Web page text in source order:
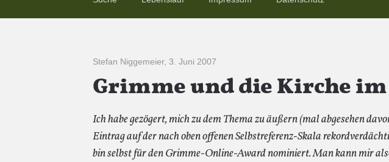
Stefan Niggemeier, 3. Juni 2007
Grimme und die Kirche
Ich habe gezögert, mich zu dem Thema zu äußern (mal abgesehen
Eintrag auf der nach oben offenen Selbstreferenz-Skala
bin selbst für den Grimme-Online-Award nominiert. Man kann mir